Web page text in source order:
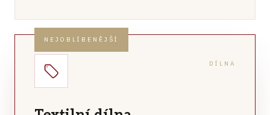
NEJOBLÍBENĚJŠÍ
DÍLNA